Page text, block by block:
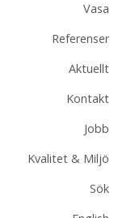
Vasa
Referenser
Aktuellt
Kontakt
Jobb
Kvalitet & Miljö
Sök